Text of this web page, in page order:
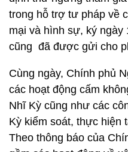
trong hỗ trợ tư pháp về
mại và hình sự, ký ngày
cũng đã được gửi cho
Cùng ngày, Chính phủ
các hoạt động cấm
Nhĩ Kỳ cũng như các
Kỳ kiểm soát, thực hiện
Theo thông báo của